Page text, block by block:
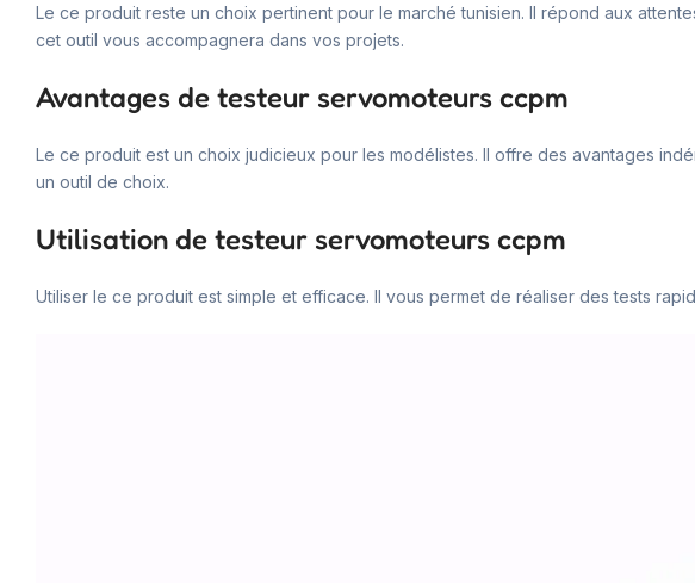
Le ce produit reste un choix pertinent pour le marché tunisien. Il répond aux
cet outil vous accompagnera dans vos projets.
Avantages de testeur servomoteurs ccpm
Le ce produit est un choix judicieux pour les modélistes. Il offre des avantages
un outil de choix.
Utilisation de testeur servomoteurs ccpm
Utiliser le ce produit est simple et efficace. Il vous permet de réaliser des tests